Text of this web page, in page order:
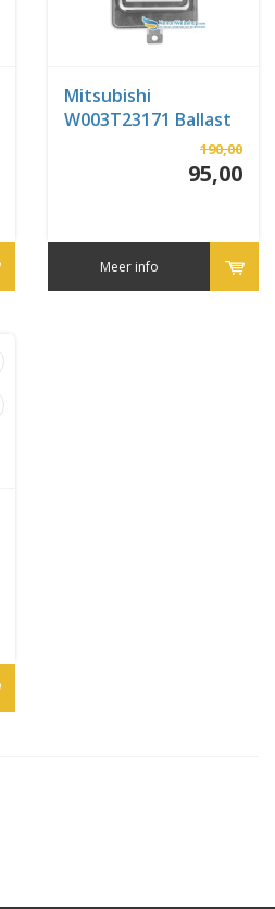
Mitsubishi
W003T23171 Ballast
190,00
95,00
Meer info